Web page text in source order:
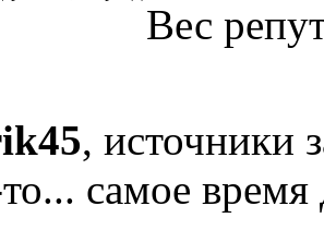
Вес
, источники
самое